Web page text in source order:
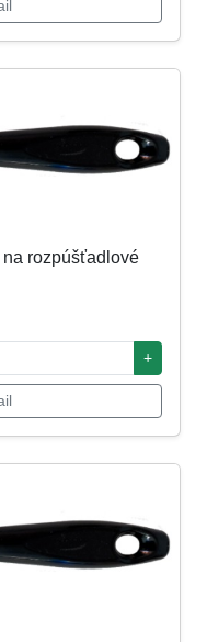
na rozpúšťadlové
+